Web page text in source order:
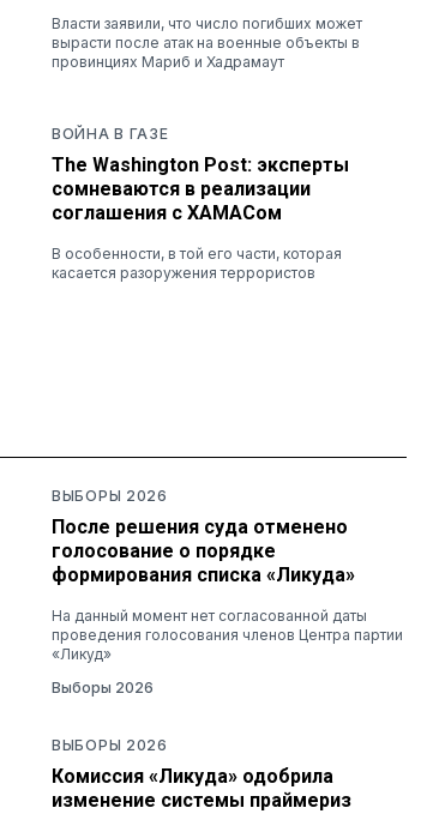
Власти заявили, что число погибших может
вырасти после атак на военные объекты в
провинциях Мариб и Хадрамаут
ВОЙНА В ГАЗЕ
The Washington Post: эксперты
сомневаются в реализации
соглашения с ХАМАСом
В особенности, в той его части, которая
касается разоружения террористов
ВЫБОРЫ 2026
После решения суда отменено
голосование о порядке
формирования списка «Ликуда»
На данный момент нет согласованной даты
проведения голосования членов Центра партии
«Ликуд»
Выборы 2026
ВЫБОРЫ 2026
Комиссия «Ликуда» одобрила
изменение системы праймериз